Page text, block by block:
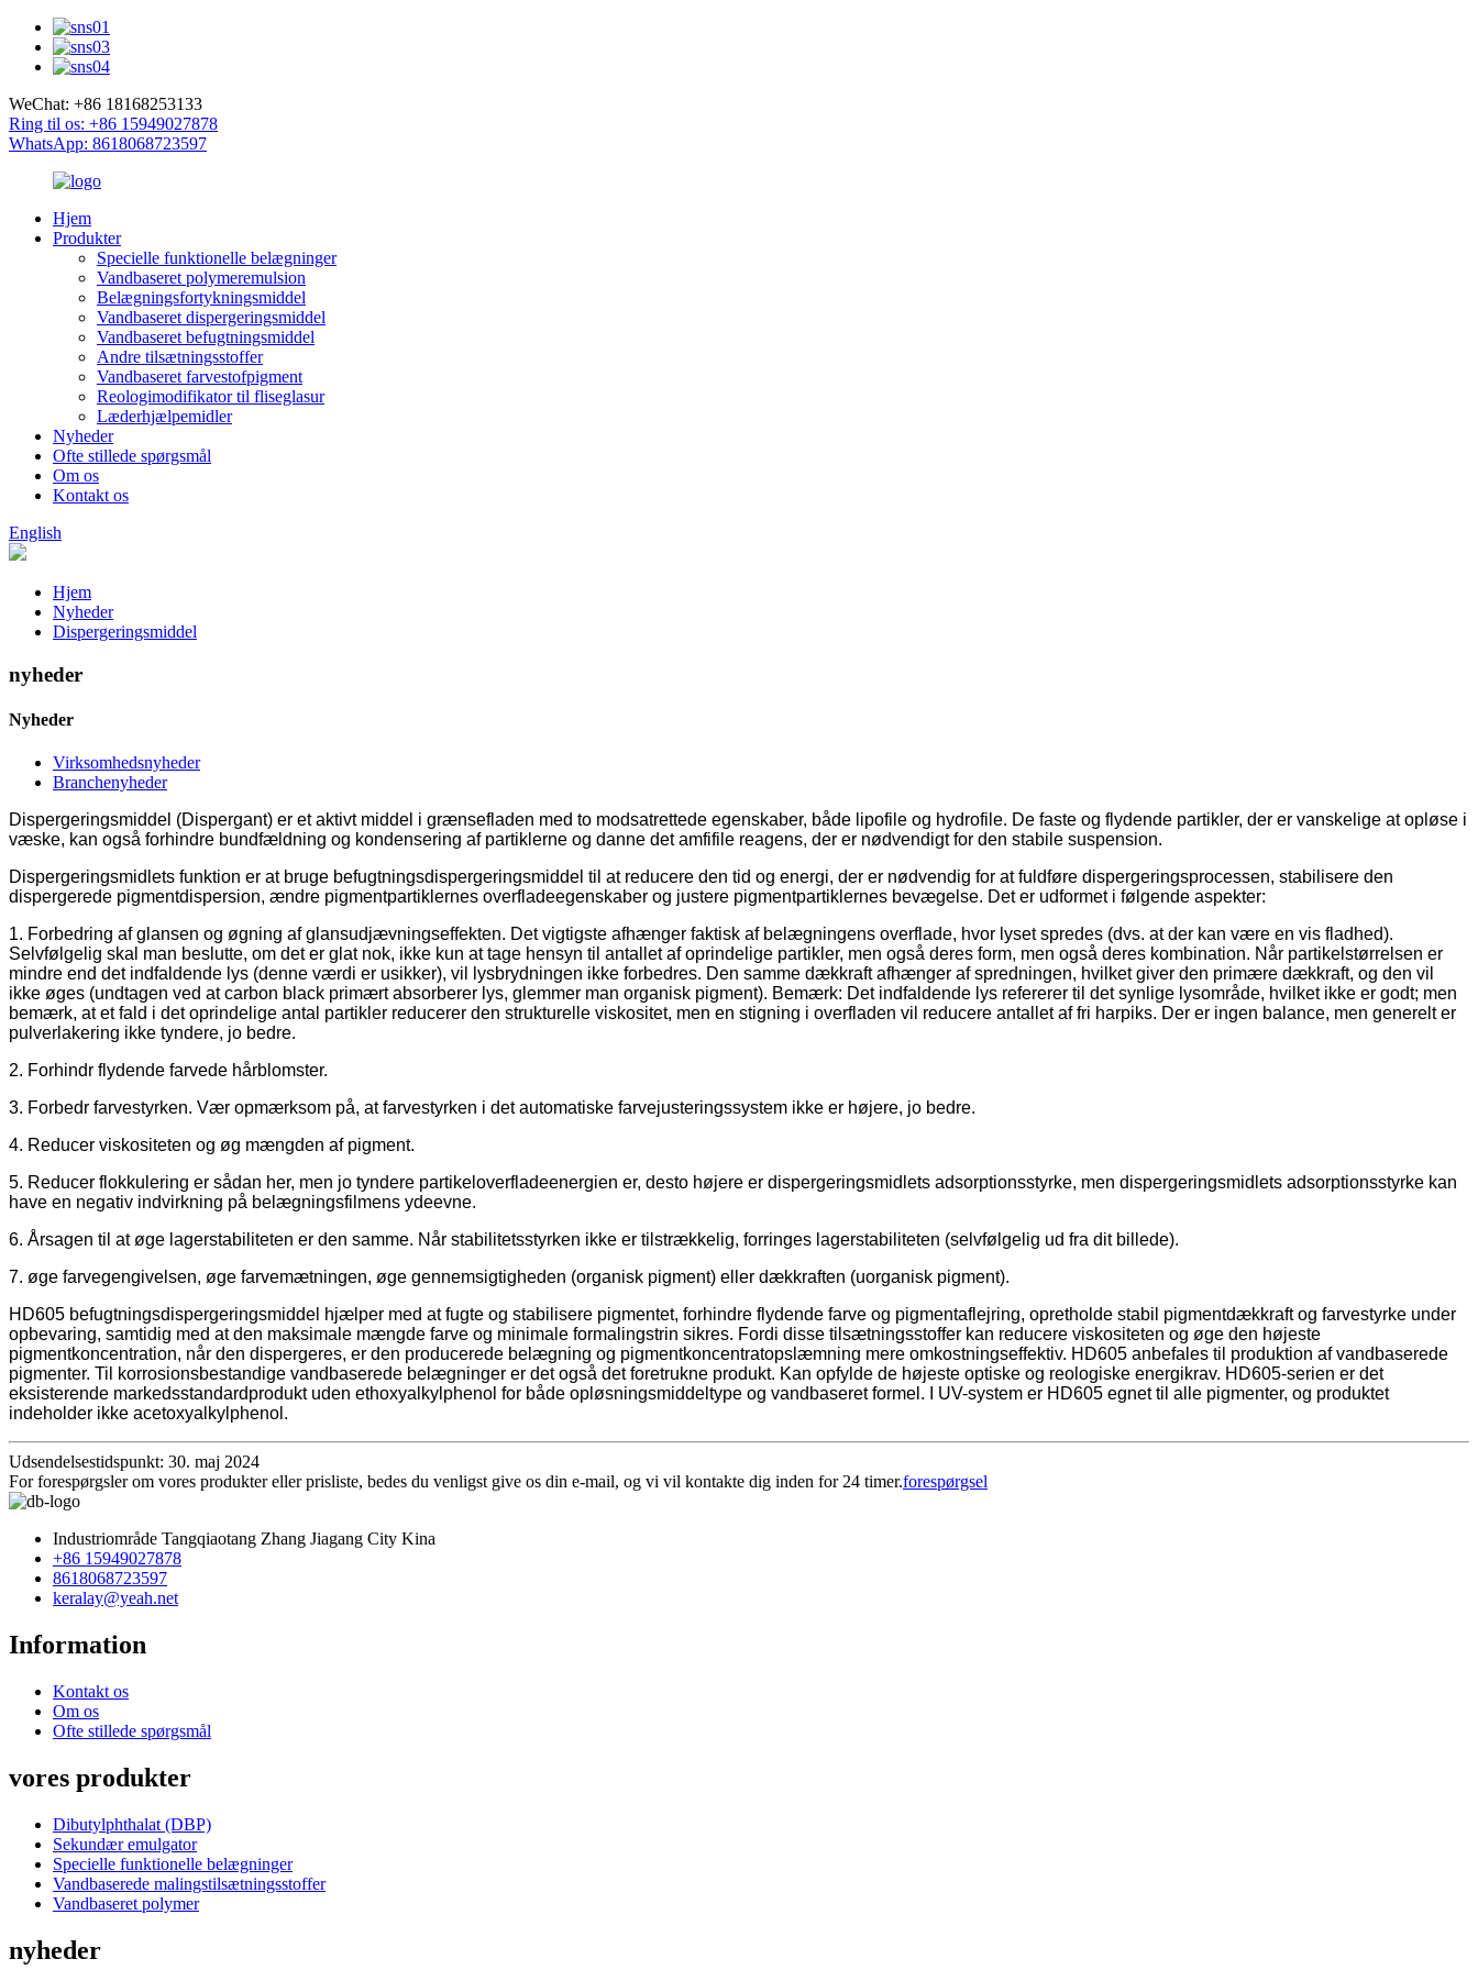
WeChat: +86 18168253133
Ring til os: +86 15949027878
WhatsApp: 8618068723597
Hjem
Produkter
Specielle funktionelle belægninger
Vandbaseret polymeremulsion
Belægningsfortykningsmiddel
Vandbaseret dispergeringsmiddel
Vandbaseret befugtningsmiddel
Andre tilsætningsstoffer
Vandbaseret farvestofpigment
Reologimodifikator til fliseglasur
Læderhjælpemidler
Nyheder
Ofte stillede spørgsmål
Om os
Kontakt os
English
Hjem
Nyheder
Dispergeringsmiddel
nyheder
Nyheder
Virksomhedsnyheder
Branchenyheder
Dispergeringsmiddel (Dispergant) er et aktivt middel i grænsefladen med to modsatrettede egenskaber, både lipofile og hydrofile. De faste og flydende partikler, der er vanskelige at opløse i
væske, kan også forhindre bundfældning og kondensering af partiklerne og danne det amfifile reagens, der er nødvendigt for den stabile suspension.
Dispergeringsmidlets funktion er at bruge befugtningsdispergeringsmiddel til at reducere den tid og energi, der er nødvendig for at fuldføre dispergeringsprocessen, stabilisere den
dispergerede pigmentdispersion, ændre pigmentpartiklernes overfladeegenskaber og justere pigmentpartiklernes bevægelse. Det er udformet i følgende aspekter:
1. Forbedring af glansen og øgning af glansudjævningseffekten. Det vigtigste afhænger faktisk af belægningens overflade, hvor lyset spredes (dvs. at der kan være en vis fladhed).
Selvfølgelig skal man beslutte, om det er glat nok, ikke kun at tage hensyn til antallet af oprindelige partikler, men også deres form, men også deres kombination. Når partikelstørrelsen er
mindre end det indfaldende lys (denne værdi er usikker), vil lysbrydningen ikke forbedres. Den samme dækkraft afhænger af spredningen, hvilket giver den primære dækkraft, og den vil
ikke øges (undtagen ved at carbon black primært absorberer lys, glemmer man organisk pigment). Bemærk: Det indfaldende lys refererer til det synlige lysområde, hvilket ikke er godt; men
bemærk, at et fald i det oprindelige antal partikler reducerer den strukturelle viskositet, men en stigning i overfladen vil reducere antallet af fri harpiks. Der er ingen balance, men generelt er
pulverlakering ikke tyndere, jo bedre.
2. Forhindr flydende farvede hårblomster.
3. Forbedr farvestyrken. Vær opmærksom på, at farvestyrken i det automatiske farvejusteringssystem ikke er højere, jo bedre.
4. Reducer viskositeten og øg mængden af ​​pigment.
5. Reducer flokkulering er sådan her, men jo tyndere partikeloverfladeenergien er, desto højere er dispergeringsmidlets adsorptionsstyrke, men dispergeringsmidlets adsorptionsstyrke kan
have en negativ indvirkning på belægningsfilmens ydeevne.
6. Årsagen til at øge lagerstabiliteten er den samme. Når stabilitetsstyrken ikke er tilstrækkelig, forringes lagerstabiliteten (selvfølgelig ud fra dit billede).
7. øge farvegengivelsen, øge farvemætningen, øge gennemsigtigheden (organisk pigment) eller dækkraften (uorganisk pigment).
HD605 befugtningsdispergeringsmiddel hjælper med at fugte og stabilisere pigmentet, forhindre flydende farve og pigmentaflejring, opretholde stabil pigmentdækkraft og farvestyrke under
opbevaring, samtidig med at den maksimale mængde farve og minimale formalingstrin sikres. Fordi disse tilsætningsstoffer kan reducere viskositeten og øge den højeste
pigmentkoncentration, når den dispergeres, er den producerede belægning og pigmentkoncentratopslæmning mere omkostningseffektiv. HD605 anbefales til produktion af vandbaserede
pigmenter. Til korrosionsbestandige vandbaserede belægninger er det også det foretrukne produkt. Kan opfylde de højeste optiske og reologiske energikrav. HD605-serien er det
eksisterende markedsstandardprodukt uden ethoxyalkylphenol for både opløsningsmiddeltype og vandbaseret formel. I UV-system er HD605 egnet til alle pigmenter, og produktet
indeholder ikke acetoxyalkylphenol.
Udsendelsestidspunkt: 30. maj 2024
For forespørgsler om vores produkter eller prisliste, bedes du venligst give os din e-mail, og vi vil kontakte dig inden for 24 timer.forespørgsel
Industriområde Tangqiaotang Zhang Jiagang City Kina
+86 15949027878
8618068723597
keralay@yeah.net
Information
Kontakt os
Om os
Ofte stillede spørgsmål
vores produkter
Dibutylphthalat (DBP)
Sekundær emulgator
Specielle funktionelle belægninger
Vandbaserede malingstilsætningsstoffer
Vandbaseret polymer
nyheder